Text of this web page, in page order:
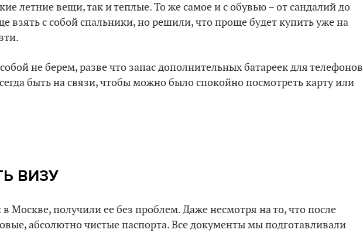
летние вещи, так и теплые. То же самое и с обувью – от сандалий до
взять с собой спальники, но решили, что проще будет купить уже на
не берем, разве что запас дополнительных батареек для телефонов
быть на связи, чтобы можно было спокойно посмотреть карту или
ВИЗУ
Москве, получили ее без проблем. Даже несмотря на то, что после
абсолютно чистые паспорта. Все документы мы подготавливали